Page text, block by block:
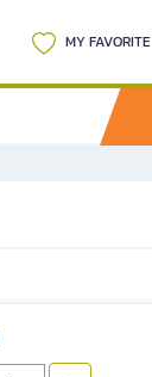
MY FAVORITE